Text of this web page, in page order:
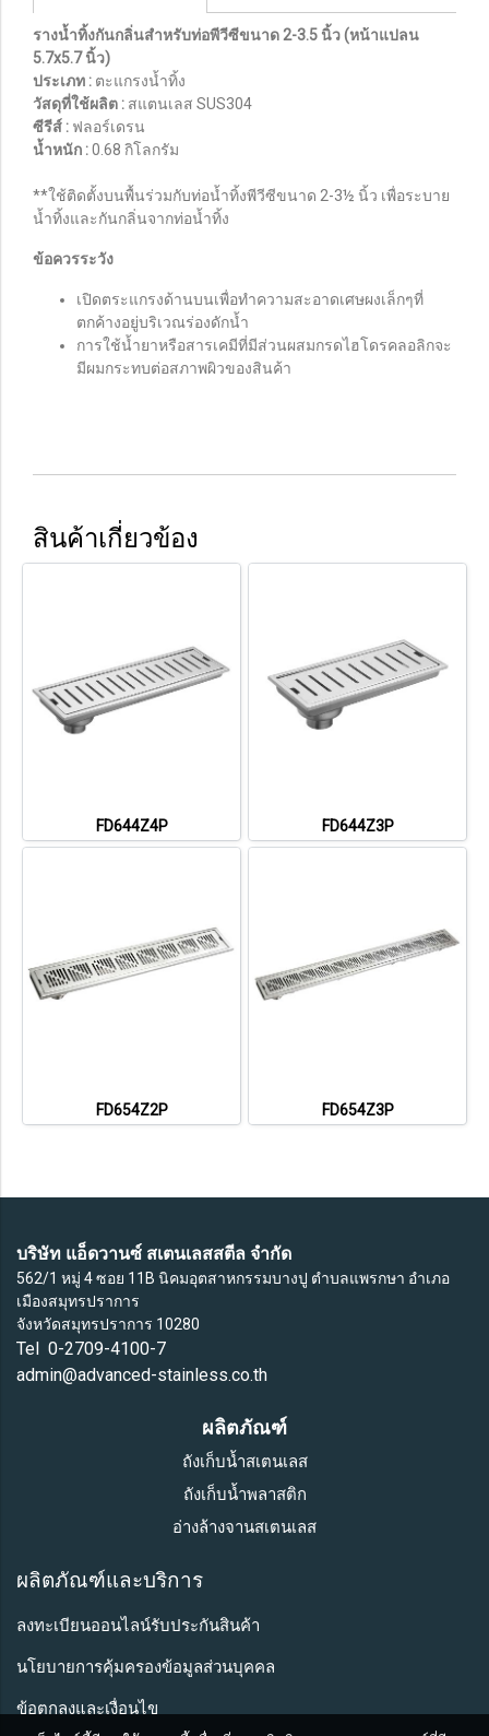
รางน้ำทิ้งกันกลิ่นสำหรับท่อพีวีซีขนาด 2-3.5 นิ้ว (หน้าแปลน
5.7x5.7 นิ้ว)
ประเภท : ตะแกรงน้ำทิ้ง
วัสดุที่ใช้ผลิต : สแตนเลส SUS304
ซีรีส์ : ฟลอร์เดรน
น้ำหนัก :0.68 กิโลกรัม
**ใช้ติดตั้งบนพื้นร่วมกับท่อน้ำทิ้งพีวีซีขนาด 2-3½ นิ้ว เพื่อระบาย
น้ำทิ้งและกันกลิ่นจากท่อน้ำทิ้ง
ข้อควรระวัง
เปิดตระแกรงด้านบนเพื่อทำความสะอาดเศษผงเล็กๆที่
ตกค้างอยู่บริเวณร่องดักน้ำ
การใช้น้ำยาหรือสารเคมีที่มีส่วนผสมกรดไฮโดรคลอลิกจะ
มีผมกระทบต่อสภาพผิวของสินค้า
สินค้าเกี่ยวข้อง
FD644Z4P FD644Z3P
FD654Z2P FD654Z3P
บริษัท แอ็ดวานซ์ สเตนเลสสตีล จำกัด
562/1 หมู่ 4 ซอย 11B นิคมอุตสาหกรรมบางปู ตำบลแพรกษา อำเภอ
เมืองสมุทรปราการ
จังหวัดสมุทรปราการ 10280
Tel 0-2709-4100-7
admin@advanced-stainless.co.th
ผลิตภัณฑ์
ถังเก็บน้ำสเตนเลส
ถังเก็บน้ำพลาสติก
อ่างล้างจานสเตนเลส
ผลิตภัณฑ์และบริการ
ลงทะเบียนออนไลน์รับประกันสินค้า
นโยบายการคุ้มครองข้อมูลส่วนบุคคล
ข้อตกลงและเงื่อนไข